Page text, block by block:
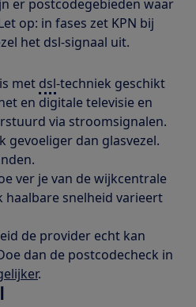
er postcodegebieden waar
op: in fases zet KPN bij
het dsl-signaal uit.
met dsl-techniek geschikt
en digitale televisie en
via stroomsignalen.
gevoeliger dan glasvezel.
ver je van de wijkcentrale
snelheid varieert
de provider echt kan
dan de postcodecheck in
.